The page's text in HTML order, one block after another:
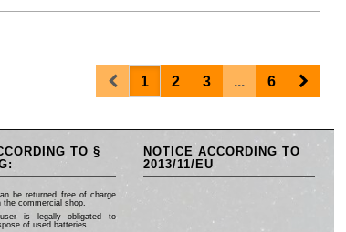
Prev1 2 3 ... 6 Next
TO §
be returned free of charge
the commercial shop.
is legally obligated to
of used batteries.
NOTICE ACCORDING TO
2013/11/EU